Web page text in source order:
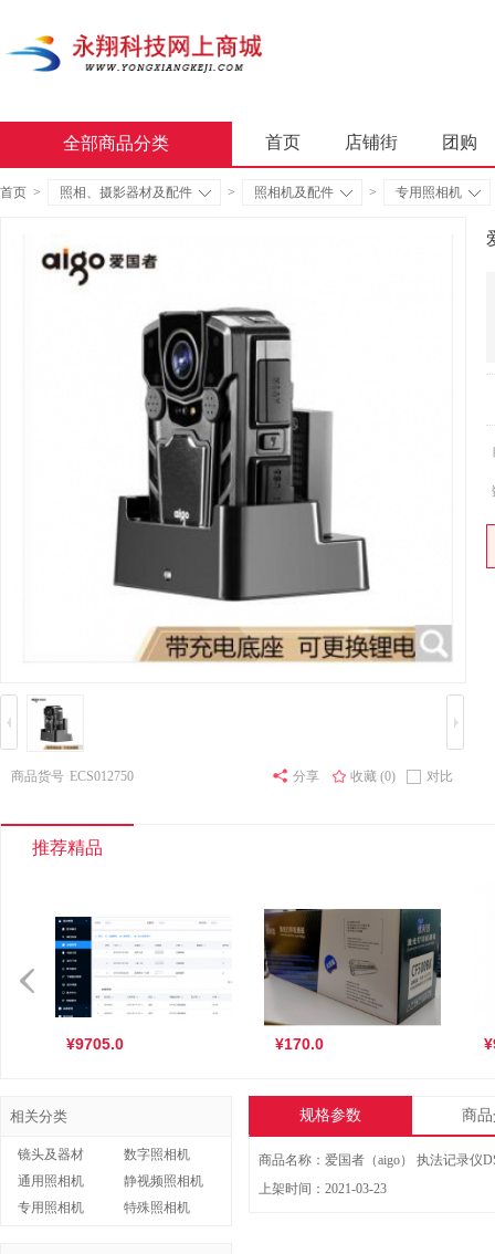
全部商品分类 首页 店铺街 团购
商业软件 办公套件
复
轻金属床类
金属骨架沙发类
照相机及配件
台式计算机（含一体机台式
金属骨架为主的椅凳类
其他床类 竹制、藤制
木制台、桌类 钢塑台、
音视频矩阵 视频会议会
针式打印机
速印机 手电筒
首页 > 照相、摄影器材及配件 > 照相机及配件 > 专用照相机
商品货号 ECS012750 对比
收藏 (0)
分享
推荐精品
¥9705.0 ¥170.0
相关分类
镜头及器材
数字照相机
通用照相机
静视频照相机
专用照相机
特殊照相机
图书管理配套设施
规格参数 商
上架时间：2021-03-23